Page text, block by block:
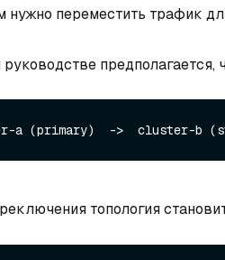
нужно переместить трафик
предполагается,
топология